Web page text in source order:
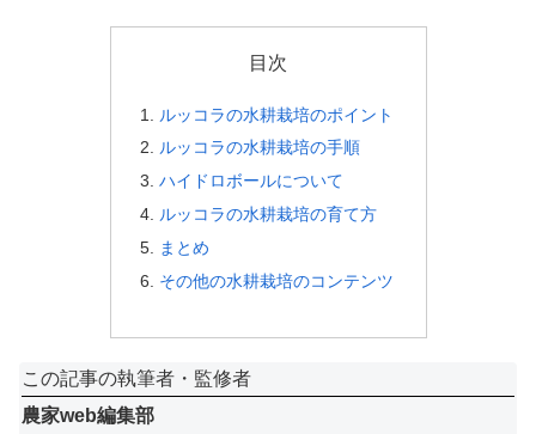
目次
ルッコラの水耕栽培のポイント
ルッコラの水耕栽培の手順
ハイドロボールについて
ルッコラの水耕栽培の育て方
まとめ
その他の水耕栽培のコンテンツ
この記事の執筆者・監修者
農家web編集部